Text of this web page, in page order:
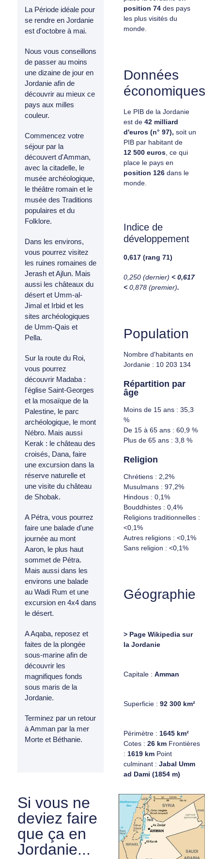
La Période idéale pour
se rendre en Jordanie
est d'octobre à mai.
Nous vous conseillons
de passer au moins
une dizaine de jour en
Jordanie afin de
découvrir au mieux ce
pays aux milles
couleur.
Commencez votre
séjour par la
découvert d'Amman,
avec la citadelle, le
musée archéologique,
le théâtre romain et le
musée des Traditions
populaires et du
Folklore.
Dans les environs,
vous pourrez visitez
les ruines romaines de
Jerash et Ajlun. Mais
aussi les châteaux du
désert et Umm-al-
Jimal et Irbid et les
sites archéologiques
de Umm-Qais et
Pella.
Sur la route du Roi,
vous pourrez
découvrir Madaba :
l'église Saint-Georges
et la mosaïque de la
Palestine, le parc
archéologique, le mont
Nébro. Mais aussi
Kerak : le château des
croisés, Dana, faire
une excursion dans la
réserve naturelle et
une visite du château
de Shobak.
A Pétra, vous pourrez
faire une balade d'une
journée au mont
Aaron, le plus haut
sommet de Pétra.
Mais aussi dans les
environs une balade
au Wadi Rum et une
excursion en 4x4 dans
le désert.
A Aqaba, reposez et
faites de la plongée
sous-marine afin de
découvrir les
magnifiques fonds
sous maris de la
Jordanie.
Terminez par un retour
à Amman par la mer
Morte et Béthanie.
Si vous ne
deviez faire
que ça en
Jordanie...
position 74 des pays
les plus visités du
monde.
Données
économiques
Le PIB de la Jordanie
est de 42 milliard
d'euros (n° 97), soit un
PIB par habitant de
12 500 euros , ce qui
place le pays en
position 126 dans le
monde.
Indice de
développement
0,617 (rang 71)
0,250 (dernier) < 0,617
< 0,878 (premier).
Population
Nombre d'habitants en
Jordanie : 10 203 134
Répartition par
âge
Moins de 15 ans : 35,3
%
De 15 à 65 ans : 60,9 %
Plus de 65 ans : 3,8 %
Religion
Chrétiens : 2,2%
Musulmans : 97,2%
Hindous : 0,1%
Bouddhistes : 0,4%
Religions traditionnelles :
<0,1%
Autres religions : <0,1%
Sans religion : <0,1%
Géographie
> Page Wikipedia sur
la Jordanie
Capitale : Amman
Superficie : 92 300 km²
Périmètre : 1645 km²
Cotes : 26 km Frontières
: 1619 km Point
culminant : Jabal Umm
ad Dami (1854 m)